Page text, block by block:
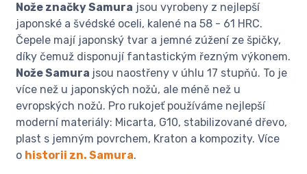
Nože značky Samura jsou vyrobeny z nejlepší
japonské a švédské oceli, kalené na 58 - 61 HRC.
Čepele mají japonský tvar a jemné zúžení ze špičky,
díky čemuž disponují fantastickým řezným výkonem.
Nože Samura jsou naostřeny v úhlu 17 stupňů. To je
více než u japonských nožů, ale méně než u
evropských nožů. Pro rukojeť používáme nejlepší
moderní materiály: Micarta, G10, stabilizované dřevo,
plast s jemným povrchem, Kraton a kompozity. Více
o historii zn. Samura.